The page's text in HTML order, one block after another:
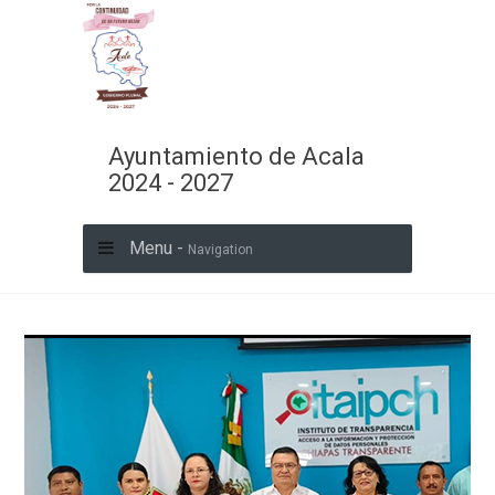
Ayuntamiento de Acala
2024 - 2027
Menu - Navigation